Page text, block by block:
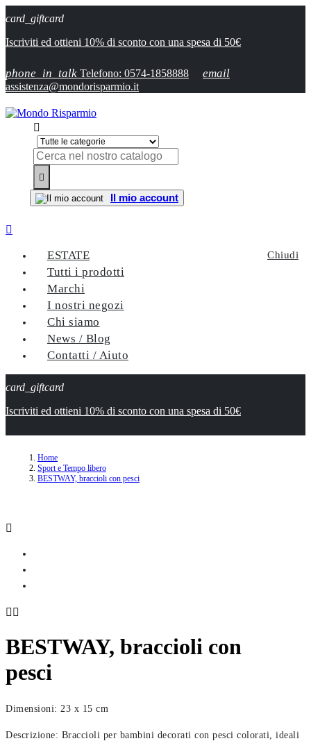
card_giftcard
Iscriviti ed ottieni 10% di sconto con una spesa di 50€
phone_in_talk Telefono: 0574-1858888 email
assistenza@mondorisparmio.it


Il mio account

Chiudi
ESTATE
Tutti i prodotti
Marchi
I nostri negozi
Chi siamo
News / Blog
Contatti / Aiuto
card_giftcard
Iscriviti ed ottieni 10% di sconto con una spesa di 50€
Home
Sport e Tempo libero
BESTWAY, braccioli con pesci

 
BESTWAY, braccioli con
pesci
Dimensioni: 23 x 15 cm
Descrizione: Braccioli per bambini decorati con pesci colorati, ideali